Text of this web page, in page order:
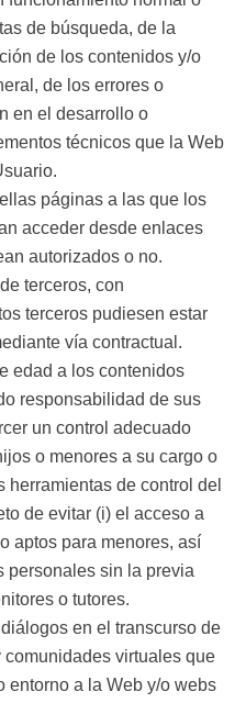
de búsqueda, de la
de los contenidos y/o
de los errores o
en el desarrollo o
técnicos que la Web
páginas a las que los
acceder desde enlaces
autorizados o no.
terceros, con
terceros pudiesen estar
vía contractual.
edad a los contenidos
responsabilidad de sus
un control adecuado
o menores a su cargo o
herramientas de control del
de evitar (i) el acceso a
aptos para menores, así
personales sin la previa
o tutores.
en el transcurso de
comunidades virtuales que
entorno a la Web y/o webs